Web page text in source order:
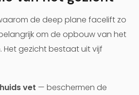
de deep plane facelift zo
om de opbouw van het
Het gezicht bestaat uit vijf
vet — beschermen de